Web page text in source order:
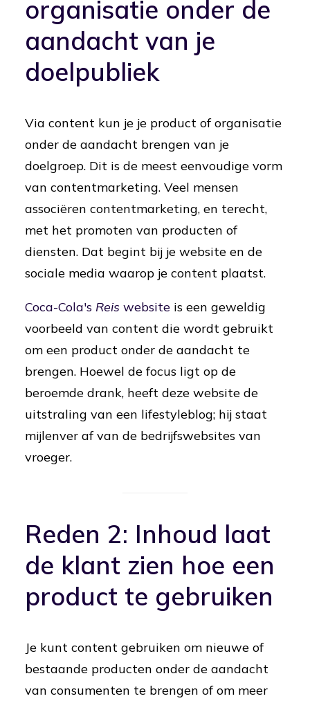
organisatie onder de
aandacht van je
doelpubliek
Via content kun je je product of organisatie
onder de aandacht brengen van je
doelgroep. Dit is de meest eenvoudige vorm
van contentmarketing. Veel mensen
associëren contentmarketing, en terecht,
met het promoten van producten of
diensten. Dat begint bij je website en de
sociale media waarop je content plaatst.
Coca-Cola's Reis website is een geweldig
voorbeeld van content die wordt gebruikt
om een product onder de aandacht te
brengen. Hoewel de focus ligt op de
beroemde drank, heeft deze website de
uitstraling van een lifestyleblog; hij staat
mijlenver af van de bedrijfswebsites van
vroeger.
Reden 2: Inhoud laat
de klant zien hoe een
product te gebruiken
Je kunt content gebruiken om nieuwe of
bestaande producten onder de aandacht
van consumenten te brengen of om meer